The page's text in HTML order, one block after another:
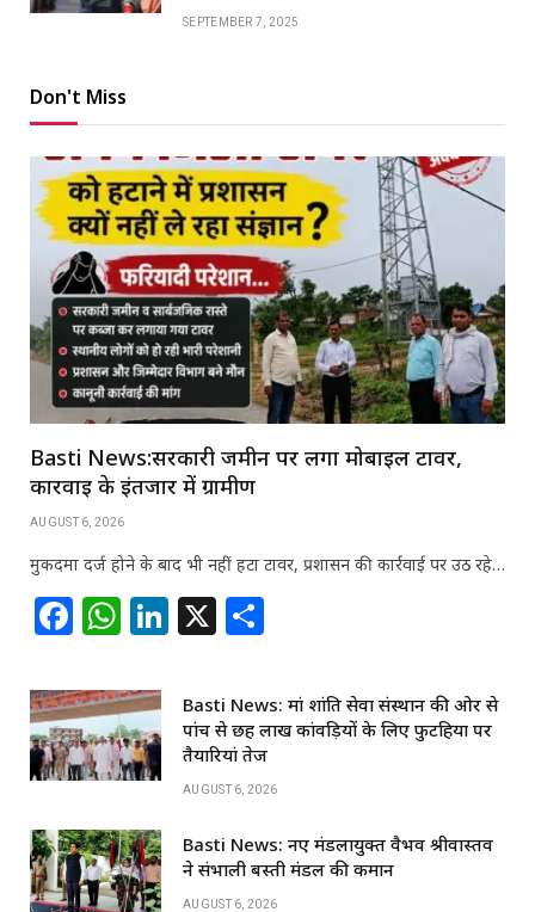
SEPTEMBER 7, 2025
Don't Miss
Basti News:सरकारी जमीन पर लगा मोबाइल टावर,
कार्रवाई के इंतजार में ग्रामीण
AUGUST 6, 2026
मुकदमा दर्ज होने के बाद भी नहीं हटा टावर, प्रशासन की कार्रवाई पर उठ रहे…
F
a
c
e
b
o
k
W
h
at
s
A
p
Li
n
k
e
dI
n
X
ar
e
Basti News: मां शांति सेवा संस्थान की ओर से
पांच से छह लाख कांवड़ियों के लिए फुटहिया पर
तैयारियां तेज
AUGUST 6, 2026
Basti News: नए मंडलायुक्त वैभव श्रीवास्तव
ने संभाली बस्ती मंडल की कमान
AUGUST 6, 2026